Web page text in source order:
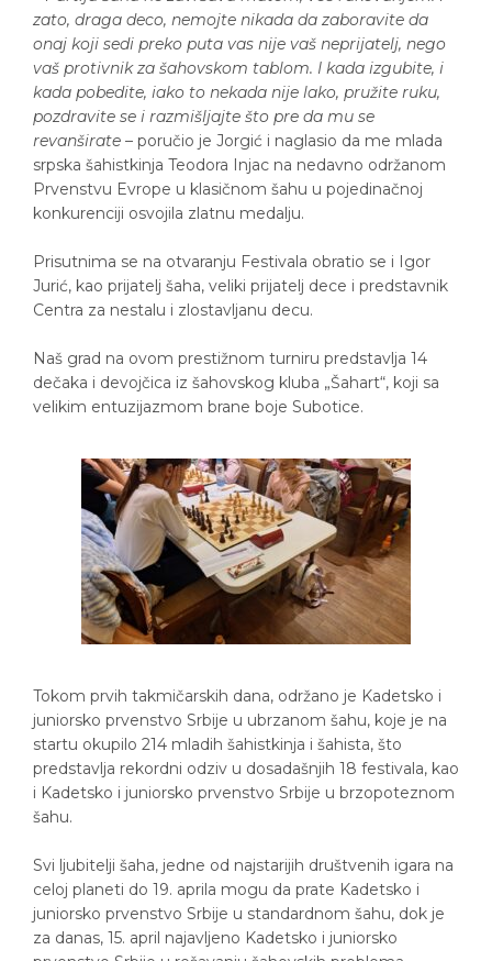
zato, draga deco, nemojte nikada da zaboravite da
onaj koji sedi preko puta vas nije vaš neprijatelj, nego
vaš protivnik za šahovskom tablom. I kada izgubite, i
kada pobedite, iako to nekada nije lako, pružite ruku,
pozdravite se i razmišljajte što pre da mu se
revanširate – poručio je Jorgić i naglasio da me mlada
srpska šahistkinja Teodora Injac na nedavno održanom
Prvenstvu Evrope u klasičnom šahu u pojedinačnoj
konkurenciji osvojila zlatnu medalju.
Prisutnima se na otvaranju Festivala obratio se i Igor
Jurić, kao prijatelj šaha, veliki prijatelj dece i predstavnik
Centra za nestalu i zlostavljanu decu.
Naš grad na ovom prestižnom turniru predstavlja 14
dečaka i devojčica iz šahovskog kluba „Šahart“, koji sa
velikim entuzijazmom brane boje Subotice.
Tokom prvih takmičarskih dana, održano je Kadetsko i
juniorsko prvenstvo Srbije u ubrzanom šahu, koje je na
startu okupilo 214 mladih šahistkinja i šahista, što
predstavlja rekordni odziv u dosadašnjih 18 festivala, kao
i Kadetsko i juniorsko prvenstvo Srbije u brzopoteznom
šahu.
Svi ljubitelji šaha, jedne od najstarijih društvenih igara na
celoj planeti do 19. aprila mogu da prate Kadetsko i
juniorsko prvenstvo Srbije u standardnom šahu, dok je
za danas, 15. april najavljeno Kadetsko i juniorsko